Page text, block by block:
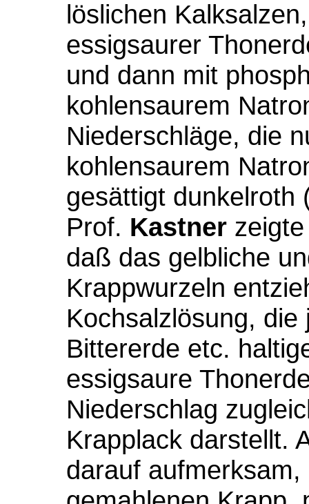
löslichen
essigsaurer
und dann mit
kohlensaurem
Niederschläge, die
kohlensaurem
gesättigt dunkelroth
Prof. Kastner
daß das gelbliche
Krappwurzeln
Kochsalzlösung,
Bittererde etc.
essigsaure
Niederschlag
Krapplack darstellt.
darauf